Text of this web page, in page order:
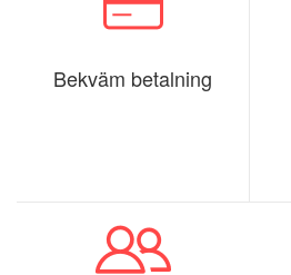
Bekväm betalning